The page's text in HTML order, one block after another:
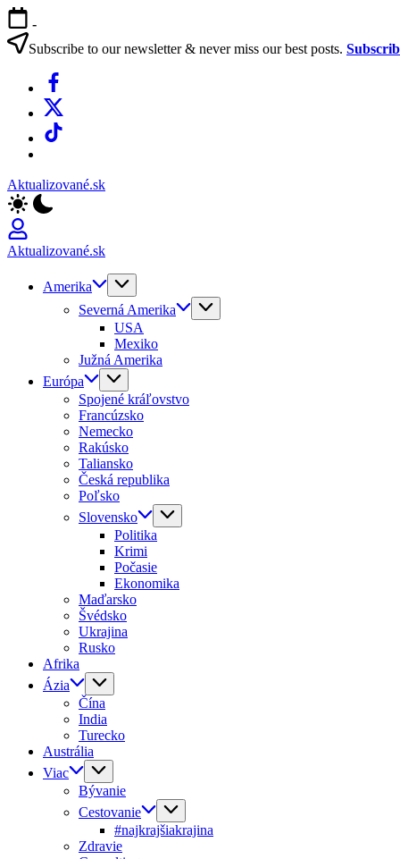
Skip
to
content
-
Subscribe to our newsletter & never miss our best posts.
Facebook
X
TikTok
Aktualizované.sk
Aktualizované.sk
Amerika
Severná Amerika
USA
Mexiko
Južná Amerika
Európa
Spojené kráľovstvo
Francúzsko
Nemecko
Rakúsko
Taliansko
Česká republika
Poľsko
Slovensko
Politika
Krimi
Počasie
Ekonomika
Maďarsko
Švédsko
Ukrajina
Rusko
Afrika
Ázia
Čína
India
Turecko
Austrália
Viac
Bývanie
Cestovanie
#najkrajšiakrajina
Zdravie